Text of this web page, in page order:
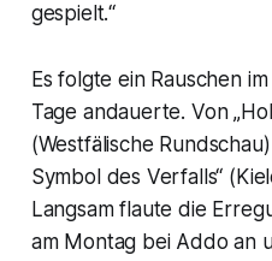
gespielt.“
Es folgte ein Rauschen
Tage andauerte. Von
(Westfälische
Symbol des Verfalls“
Langsam flaute die
am Montag bei Addo an